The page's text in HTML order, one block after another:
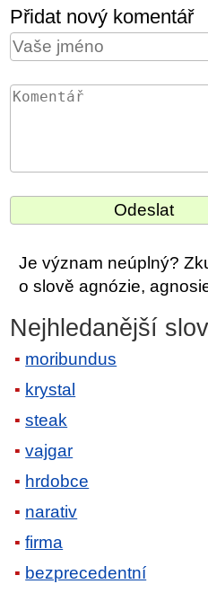
Přidat nový komentář
Je význam neúplný?
o slově agnózie,
Nejhledanější
moribundus
krystal
steak
vajgar
hrdobce
narativ
firma
bezprecedentní